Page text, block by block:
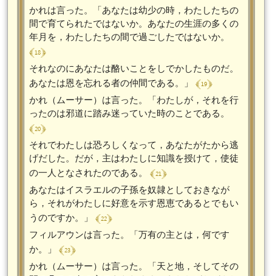
かれは言った。「あなたは幼少の時，わたしたちの
間で育てられたではないか。あなたの生涯の多くの
年月を，わたしたちの間で過ごしたではないか。
﴾ 18 ﴿
それなのにあなたは酪いことをしでかしたものだ。
あなたは恩を忘れる者の仲間である。」 ﴾ 19 ﴿
かれ（ムーサー）は言った。「わたしが，それを行
ったのは邪道に踏み迷っていた時のことである。
﴾ 20 ﴿
それでわたしは恐ろしくなって，あなたがたから逃
げだした。だが，主はわたしに知識を授けて，使徒
の一人となされたのである。 ﴾ 21 ﴿
あなたはイスラエルの子孫を奴隷としておきなが
ら，それがわたしに好意を示す恩恵であるとでもい
うのですか。」 ﴾ 22 ﴿
フィルアウンは言った。「万有の主とは，何です
か。」 ﴾ 23 ﴿
かれ（ムーサー）は言った。「天と地，そしてその